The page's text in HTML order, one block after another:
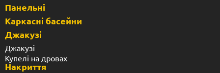
Панельні
Каркасні басейни
Джакузі
Джакузі
Купелі на дровах
Накриття